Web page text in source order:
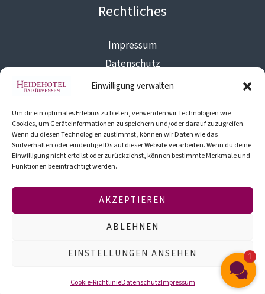
Einwilligung verwalten
Um dir ein optimales Erlebnis zu bieten, verwenden wir Technologien wie
Cookies, um Geräteinformationen zu speichern und/oder darauf zuzugreifen.
Wenn du diesen Technologien zustimmst, können wir Daten wie das
Surfverhalten oder eindeutige IDs auf dieser Website verarbeiten. Wenn du deine
Einwilligung nicht erteilst oder zurückziehst, können bestimmte Merkmale und
Funktionen beeinträchtigt werden.
AKZEPTIEREN
ABLEHNEN
EINSTELLUNGEN ANSEHEN
Cookie-RichtlinieDatenschutzImpressum
Rechtliches
Impressum
Datenschutz
Cookies
Barrierefreiheit
Reiseschutz
Newsletter anmelden und nichts mehr verpassen.
JETZT ANMELDEN
1